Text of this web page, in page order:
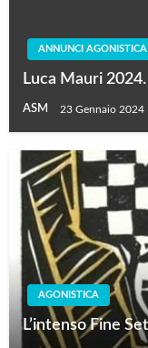
ANNUNCI AGONISTICA
Luca Mauri
ASM 23 Gennaio 2024
AGONISTICA
L’intenso Fine